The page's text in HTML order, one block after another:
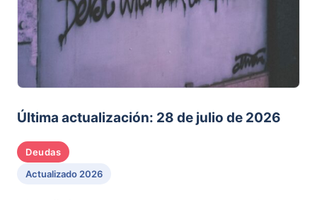
Última actualización: 28 de julio de 2026
Deudas
Actualizado 2026